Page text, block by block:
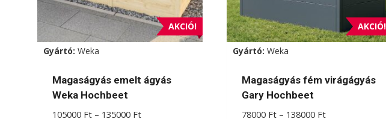
választhatók
ki
ki
AKCIÓ!
Gyártó: Weka
Magaságyás emelt ágyás
Weka Hochbeet
105000 Ft – 135000 FtÁrtartomány:
AKCIÓ!
Gyártó: Weka
Magaságyás fém virágágyás
Gary Hochbeet
78000 Ft – 138000 FtÁrtartomány: